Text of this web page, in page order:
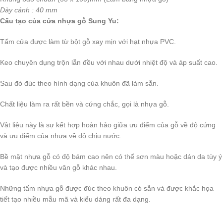
Dày cánh : 40 mm
Cấu tạo của cửa nhựa gỗ Sung Yu:
Tấm cửa được làm từ bột gỗ xay mịn với hạt nhựa PVC.
Keo chuyên dụng trộn lẫn đều với nhau dưới nhiệt độ và áp suất cao.
Sau đó đúc theo hình dạng của khuôn đã làm sẵn.
Chất liệu làm ra rất bền và cứng chắc, gọi là nhựa gỗ.
Vật liệu này là sự kết hợp hoàn hảo giữa ưu điểm của gỗ về độ cứng
và ưu điểm của nhựa về độ chịu nước.
Bề mặt nhựa gỗ có độ bám cao nên có thể sơn màu hoặc dán da tùy ý
và tạo được nhiều vân gỗ khác nhau.
Những tấm nhựa gỗ được đúc theo khuôn có sẵn và được khắc họa
tiết tạo nhiều mẫu mã và kiểu dáng rất đa dạng.